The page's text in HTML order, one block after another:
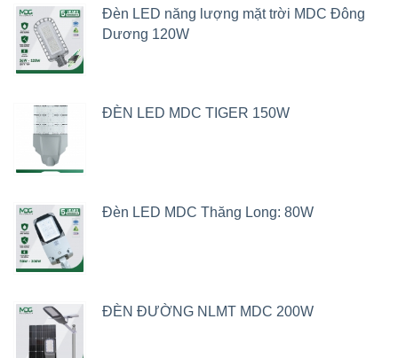
Đèn LED năng lượng mặt trời MDC Đông
Dương 120W
ĐÈN LED MDC TIGER 150W
Đèn LED MDC Thăng Long: 80W
ĐÈN ĐƯỜNG NLMT MDC 200W